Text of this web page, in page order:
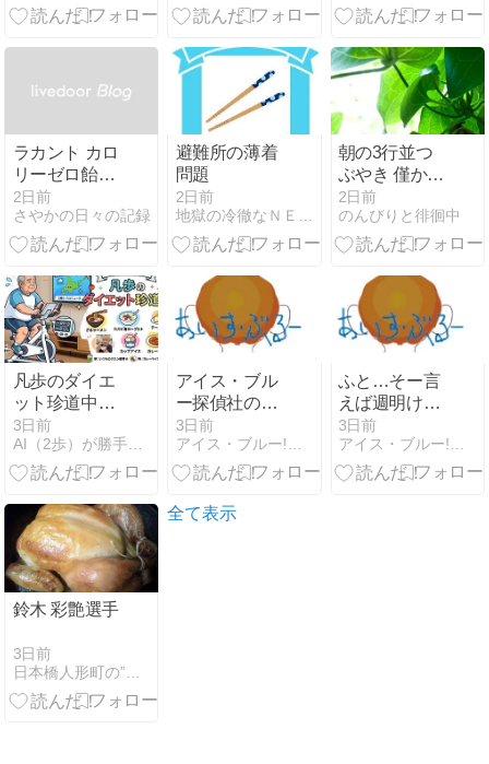
ラカント カロ
リーゼロ飴で
糖質制限
2日前
さやかの日々の記録
避難所の薄着
問題
2日前
地獄の冷徹なＮＥＥＴのブログ
朝の3行並つ
ぶやき 僅かな
アダルト寄り
2日前
のんびりと徘徊中
凡歩のダイエ
ット珍道中
【８月３日】
3日前
AI（2歩）が勝手に作るダイエットブログ（凡歩の）
アイス・ブル
ー探偵社の固
定電話の着信
設定を変えた
方が良いかね
3日前
アイス・ブルー!色々メンドくさいっ!!
ふと…そー言
えば週明けに
の月曜日朝に
問い合わせ電
話率高いけ
3日前
アイス・ブルー!色々メンドくさいっ!!
鈴木 彩艶選手
3日前
全て表示